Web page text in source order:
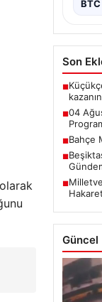
BTC
Son
■
■04
■Bahçe
■
■
Güncel